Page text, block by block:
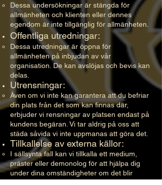
Dessa undersökningar är stängda för
allmänheten och klienten eller dennes
egendom är inte tillgänglig för allmänheten.​
Offentliga utredningar:
Dessa utredningar är öppna för
allmänheten på inbjudan av vår
organisation. De kan avslöjas och bevis kan
delas.​
Utrensningar:
Även om vi inte kan garantera att du befriar
din plats från det som kan finnas där,
erbjuder vi rensningar av platsen endast på
kundens begäran. Vi tar aldrig på oss att
städa såvida vi inte uppmanas att göra det.​
Tillkallelse av externa källor:
I sällsynta fall kan vi tillkalla ett medium,
präster eller demonolog för att hjälpa dig
under dina omständigheter om det blir